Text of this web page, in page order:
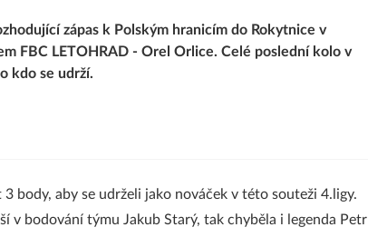
zápas k Polským hranicím do Rokytnice v
FBC LETOHRAD - Orel Orlice. Celé poslední kolo v
kdo se udrží.
body, aby se udrželi jako nováček v této souteži 4.ligy.
v bodování týmu Jakub Starý, tak chyběla i legenda Petr